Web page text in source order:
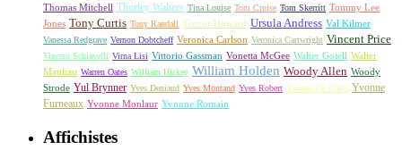
Thomas Mitchell Thorley Walters Tina Louise Tom Cruise Tom Skerritt Tommy Lee
Jones Tony Curtis Tony Randall Trevor Howard Ursula Andress Val Kilmer
Vanessa Redgrave Vernon Dobtcheff Veronica Carlson Veronica Cartwright Vincent Price
Vincent Schiavelli Virna Lisi Vittorio Gassman Vonetta McGee Walter Gotell Walter
Matthau Warren Oates William Hickey William Holden Woody Allen Woody
Strode Yul Brynner Yves Deniaud Yves Montand Yves Robert Yvonne De Carlo Yvonne
Furneaux Yvonne Monlaur Yvonne Romain
Affichistes